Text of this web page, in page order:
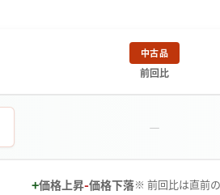
中古品
前回比
－
+価格上昇-価格下落※ 前回比は直前